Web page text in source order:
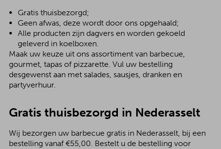
Gratis thuisbezorgd;
Geen afwas, deze wordt door ons opgehaald;
Alle producten zijn dagvers en worden gekoeld
geleverd in koelboxen.
Maak uw keuze uit ons assortiment van barbecue,
gourmet, tapas of pizzarette. Vul uw bestelling
desgewenst aan met salades, sausjes, dranken en
partyverhuur.
Gratis thuisbezorgd in Nederasselt
Wij bezorgen uw barbecue gratis in Nederasselt, bij een
bestelling vanaf €55,00. Bestelt u de bestelling voor